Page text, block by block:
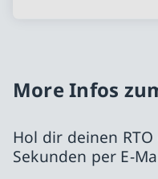
More Infos
Hol dir deinen
Sekunden per E-